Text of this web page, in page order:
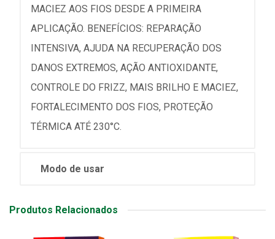
MACIEZ AOS FIOS DESDE A PRIMEIRA
APLICAÇÃO. BENEFÍCIOS: REPARAÇÃO
INTENSIVA, AJUDA NA RECUPERAÇÃO DOS
DANOS EXTREMOS, AÇÃO ANTIOXIDANTE,
CONTROLE DO FRIZZ, MAIS BRILHO E MACIEZ,
FORTALECIMENTO DOS FIOS, PROTEÇÃO
TÉRMICA ATÉ 230°C.
Modo de usar
Produtos Relacionados